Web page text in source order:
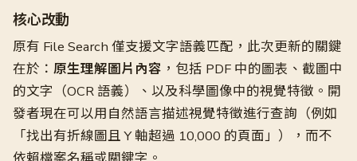
核心改動
原有 File Search 僅支援文字語義匹配，此次更新的關鍵
在於： 原生理解圖片內容 ，包括 PDF 中的圖表、截圖中
的文字（OCR 語義）、以及科學圖像中的視覺特徵。開
發者現在可以用自然語言描述視覺特徵進行查詢（例如
「找出有折線圖且 Y 軸超過 10,000 的頁面」），而不